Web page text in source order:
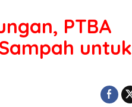
PTBA
untuk